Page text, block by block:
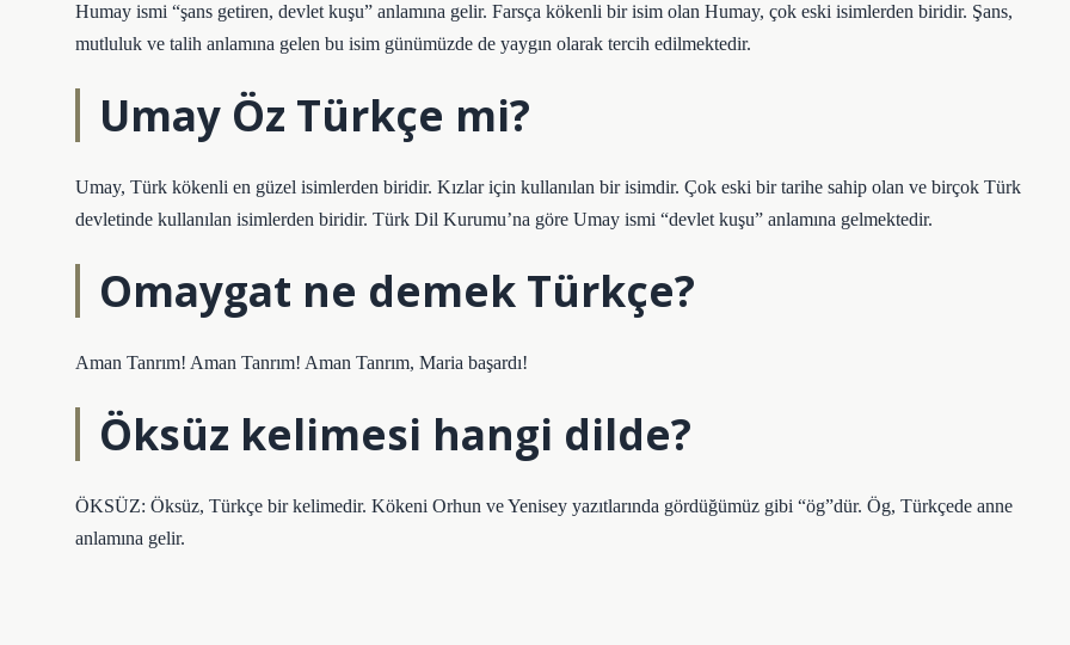
Humay ismi “şans getiren, devlet kuşu” anlamına gelir. Farsça kökenli bir isim olan Humay, çok eski isimlerden biridir. Şans,
mutluluk ve talih anlamına gelen bu isim günümüzde de yaygın olarak tercih edilmektedir.
Umay Öz Türkçe mi?
Umay, Türk kökenli en güzel isimlerden biridir. Kızlar için kullanılan bir isimdir. Çok eski bir tarihe sahip olan ve birçok Türk
devletinde kullanılan isimlerden biridir. Türk Dil Kurumu’na göre Umay ismi “devlet kuşu” anlamına gelmektedir.
Omaygat ne demek Türkçe?
Aman Tanrım! Aman Tanrım! Aman Tanrım, Maria başardı!
Öksüz kelimesi hangi dilde?
ÖKSÜZ: Öksüz, Türkçe bir kelimedir. Kökeni Orhun ve Yenisey yazıtlarında gördüğümüz gibi “ög”dür. Ög, Türkçede anne
anlamına gelir.